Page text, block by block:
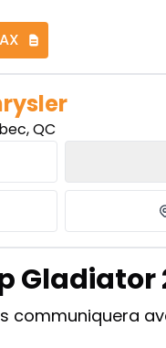
QC
Gladiator
communiquera